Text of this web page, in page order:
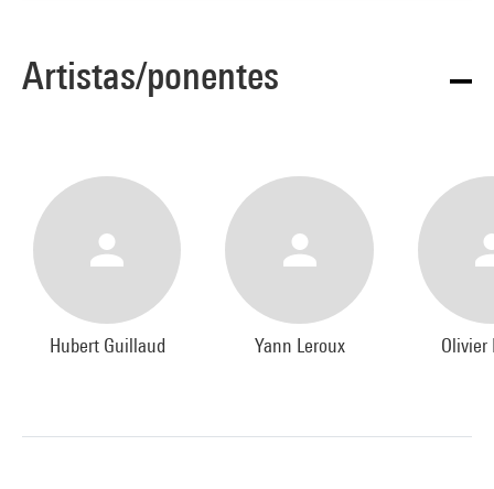
Artistas/ponentes
Hubert Guillaud Yann Leroux Olivier